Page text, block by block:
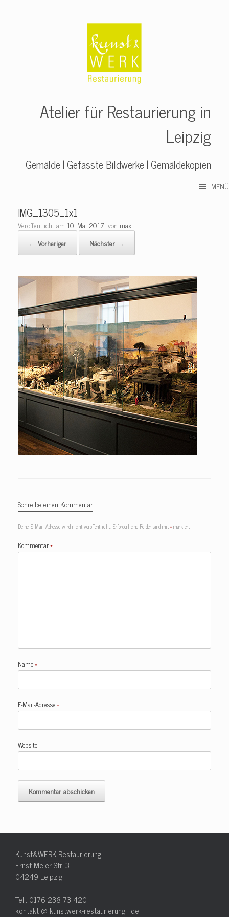
Atelier für Restaurierung in
Leipzig
Gemälde | Gefasste Bildwerke | Gemäldekopien
MENÜ
IMG_1305_1x1
Veröffentlicht am 10. Mai 2017 von maxi
← Vorheriger
Nächster →
Schreibe einen Kommentar
Deine E-Mail-Adresse wird nicht veröffentlicht. Erforderliche Felder sind mit*markiert
Kommentar*
Name*
E-Mail-Adresse*
Website
Kunst&WERK Restaurierung
Ernst-Meier-Str. 3
04249 Leipzig
Tel.: 0176 238 73 420
kontakt @ kunstwerk-restaurierung . de